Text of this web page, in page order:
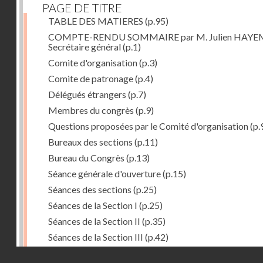
PAGE DE TITRE
TABLE DES MATIERES (p.95)
COMPTE-RENDU SOMMAIRE par M. Julien
Secrétaire général(p.1)
Comite d'organisation(p.3)
Comite de patronage(p.4)
Délégués étrangers (p.7)
Membres du congrès (p.9)
Questions proposées par le Comité d'organisation
Bureaux des sections (p.11)
Bureau du Congrès (p.13)
Séance générale d'ouverture(p.15)
Séances des sections (p.25)
Séances de la Section I (p.25)
Séances de la Section II (p.35)
Séances de la Section III (p.42)